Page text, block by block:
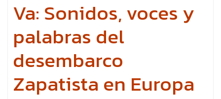
Va: Sonidos, voces y
palabras del
desembarco
Zapatista en Europa